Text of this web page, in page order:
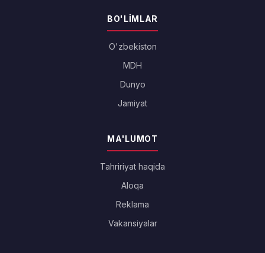
BO'LIMLAR
O'zbekiston
MDH
Dunyo
Jamiyat
MA'LUMOT
Tahririyat haqida
Aloqa
Reklama
Vakansiyalar